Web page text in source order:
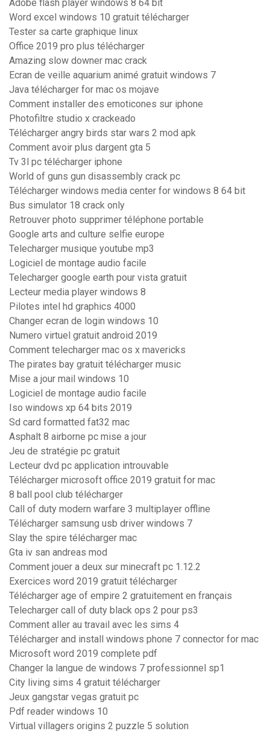
Adobe flash player windows 8 64 bit
Word excel windows 10 gratuit télécharger
Tester sa carte graphique linux
Office 2019 pro plus télécharger
Amazing slow downer mac crack
Ecran de veille aquarium animé gratuit windows 7
Java télécharger for mac os mojave
Comment installer des emoticones sur iphone
Photofiltre studio x crackeado
Télécharger angry birds star wars 2 mod apk
Comment avoir plus dargent gta 5
Tv 3l pc télécharger iphone
World of guns gun disassembly crack pc
Télécharger windows media center for windows 8 64 bit
Bus simulator 18 crack only
Retrouver photo supprimer téléphone portable
Google arts and culture selfie europe
Telecharger musique youtube mp3
Logiciel de montage audio facile
Telecharger google earth pour vista gratuit
Lecteur media player windows 8
Pilotes intel hd graphics 4000
Changer ecran de login windows 10
Numero virtuel gratuit android 2019
Comment telecharger mac os x mavericks
The pirates bay gratuit télécharger music
Mise a jour mail windows 10
Logiciel de montage audio facile
Iso windows xp 64 bits 2019
Sd card formatted fat32 mac
Asphalt 8 airborne pc mise a jour
Jeu de stratégie pc gratuit
Lecteur dvd pc application introuvable
Télécharger microsoft office 2019 gratuit for mac
8 ball pool club télécharger
Call of duty modern warfare 3 multiplayer offline
Télécharger samsung usb driver windows 7
Slay the spire télécharger mac
Gta iv san andreas mod
Comment jouer a deux sur minecraft pc 1.12.2
Exercices word 2019 gratuit télécharger
Télécharger age of empire 2 gratuitement en français
Telecharger call of duty black ops 2 pour ps3
Comment aller au travail avec les sims 4
Télécharger and install windows phone 7 connector for mac
Microsoft word 2019 complete pdf
Changer la langue de windows 7 professionnel sp1
City living sims 4 gratuit télécharger
Jeux gangstar vegas gratuit pc
Pdf reader windows 10
Virtual villagers origins 2 puzzle 5 solution